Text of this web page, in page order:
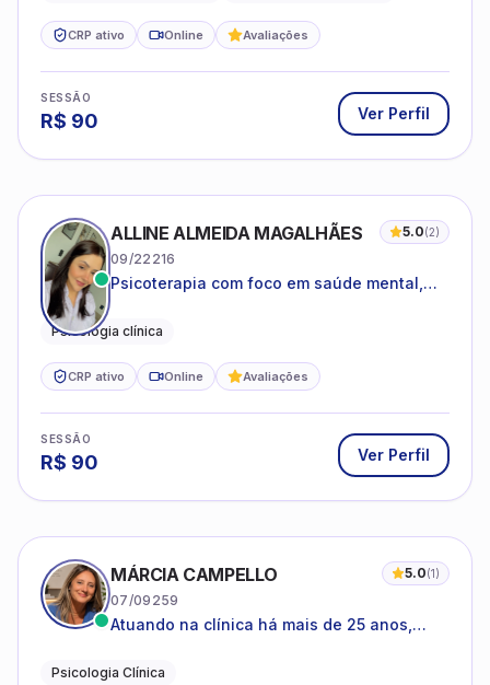
CRP ativo Online Avaliações
SESSÃO
R$ 90 Ver Perfil
ALLINE ALMEIDA MAGALHÃES 5.0(2)
09/22216
Psicoterapia com foco em saúde mental,
adolescentes e adultos.
Psicologia clínica
CRP ativo Online Avaliações
SESSÃO
R$ 90 Ver Perfil
MÁRCIA CAMPELLO 5.0(1)
07/09259
Atuando na clínica há mais de 25 anos,
estruturas, com experiência em
Psicologia Clínica